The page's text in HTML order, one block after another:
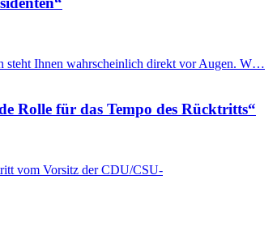
steht Ihnen wahrscheinlich direkt vor Augen. W…
Rolle für das Tempo des Rücktritts“
vom Vorsitz der CDU/CSU-